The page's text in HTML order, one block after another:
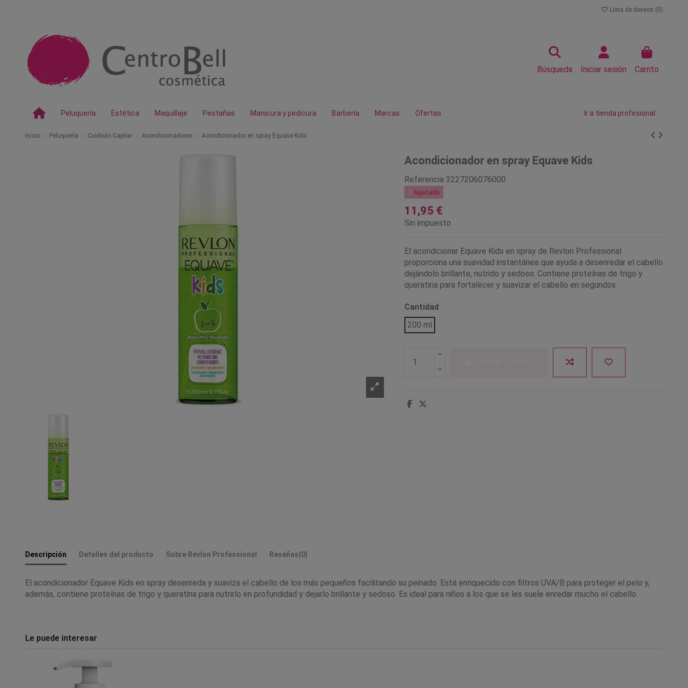
Lista de deseos (0)
Búsqueda Iniciar sesión Carrito
Peluquería Estética Maquillaje Pestañas Manicura y pedicura Barbería Marcas Ofertas Ir a tienda profesional
Inicio Peluquería Cuidado Capilar Acondicionadores Acondicionador en spray Equave Kids
Acondicionador en spray Equave Kids
Referencia 3227206076000
Agotado
11,95 €
Sin impuesto
El acondicionar Equave Kids en spray de Revlon Professional
proporciona una suavidad instantánea que ayuda a desenredar el cabello
dejándolo brillante, nutrido y sedoso. Contiene proteínas de trigo y
queratina para fortalecer y suavizar el cabello en segundos.
Cantidad
200 ml
Descripción Detalles del producto Sobre Revlon Professional Reseñas(0)
El acondicionador Equave Kids en spray desenreda y suaviza el cabello de los más pequeños facilitando su peinado. Está enriquecido con filtros UVA/B para proteger el pelo y,
además, contiene proteínas de trigo y queratina para nutrirlo en profundidad y dejarlo brillante y sedoso. Es ideal para niños a los que se les suele enredar mucho el cabello.
Le puede interesar